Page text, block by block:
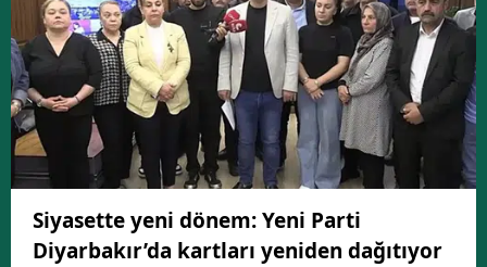
Siyasette yeni dönem: Yeni Parti
Diyarbakır’da kartları yeniden dağıtıyor